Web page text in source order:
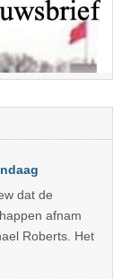
dat de
afnam
Roberts. Het